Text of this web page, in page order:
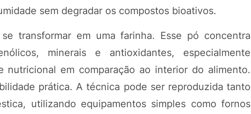
sem degradar os compostos bioativos.
transformar em uma farinha. Esse pó concentra
minerais e antioxidantes, especialmente
nutricional em comparação ao interior do alimento.
prática. A técnica pode ser reproduzida tanto
utilizando equipamentos simples como fornos